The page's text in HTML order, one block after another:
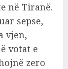
në Tiranë.
sepse,
vjen,
votat e
zero